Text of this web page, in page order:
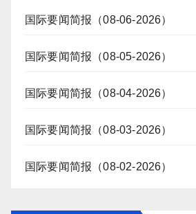
国际要闻简报（08-06-2026）
国际要闻简报（08-05-2026）
国际要闻简报（08-04-2026）
国际要闻简报（08-03-2026）
国际要闻简报（08-02-2026）